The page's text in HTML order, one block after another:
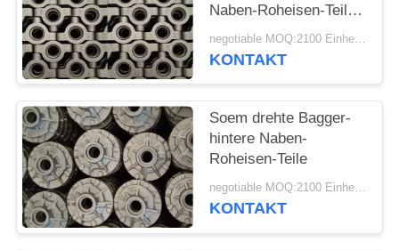
PRIVACY
POLICY
Naben-Roheisen-Teile
Soem auf
negotiable MOQ:2100 Einheiten
KONTAKT
Soem drehte Bagger-
hintere Naben-
Roheisen-Teile
negotiable MOQ:2100 Einheiten
KONTAKT